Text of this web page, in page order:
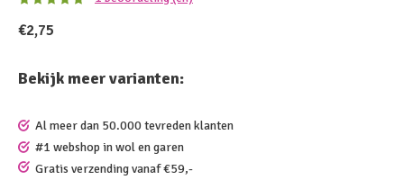
€2,75
Bekijk meer varianten:
Al meer dan 50.000 tevreden klanten
#1 webshop in wol en garen
Gratis verzending vanaf €59,-